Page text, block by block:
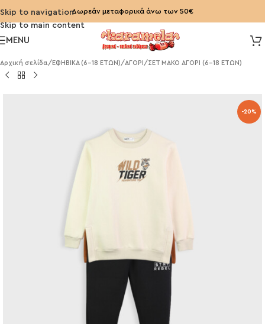
Skip to navigation
Skip to main content
Δωρεάν μεταφορικά άνω των 50€
MENU
Αρχική σελίδα/ ΕΦΗΒΙΚΑ (6-18 ΕΤΩΝ)/ΑΓΟΡΙ /ΣΕΤ ΜΑΚΟ ΑΓΟΡΙ (6-18 ΕΤΩΝ)
-20%